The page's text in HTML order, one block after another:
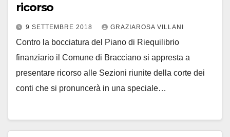
ricorso
9 SETTEMBRE 2018 GRAZIAROSA VILLANI
Contro la bocciatura del Piano di Riequilibrio
finanziario il Comune di Bracciano si appresta a
presentare ricorso alle Sezioni riunite della corte dei
conti che si pronuncerà in una speciale…